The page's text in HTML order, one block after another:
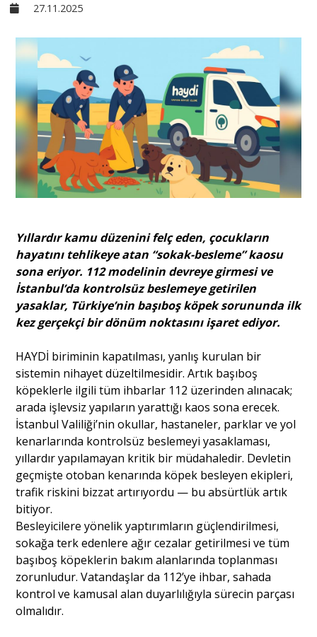
Dünya
Yorum - Analiz
Söyleşi
Yazı Dizisi
Portre
Eğitim
Dosya Haber
Ankara Analiz
Sağlık
27.11.2025
Yıllardır kamu düzenini felç eden, çocukların
hayatını tehlikeye atan “sokak-besleme” kaosu
sona eriyor. 112 modelinin devreye girmesi ve
İstanbul’da kontrolsüz beslemeye getirilen
yasaklar, Türkiye’nin başıboş köpek sorununda ilk
kez gerçekçi bir dönüm noktasını işaret ediyor.
HAYDİ biriminin kapatılması, yanlış kurulan bir
sistemin nihayet düzeltilmesidir. Artık başıboş
köpeklerle ilgili tüm ihbarlar 112 üzerinden alınacak;
arada işlevsiz yapıların yarattığı kaos sona erecek.
İstanbul Valiliği’nin okullar, hastaneler, parklar ve yol
kenarlarında kontrolsüz beslemeyi yasaklaması,
yıllardır yapılamayan kritik bir müdahaledir. Devletin
geçmişte otoban kenarında köpek besleyen ekipleri,
trafik riskini bizzat artırıyordu — bu absürtlük artık
bitiyor.
Besleyicilere yönelik yaptırımların güçlendirilmesi,
sokağa terk edenlere ağır cezalar getirilmesi ve tüm
başıboş köpeklerin bakım alanlarında toplanması
zorunludur. Vatandaşlar da 112’ye ihbar, sahada
kontrol ve kamusal alan duyarlılığıyla sürecin parçası
olmalıdır.